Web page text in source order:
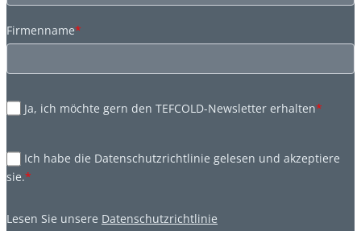
Firmenname*
Ja, ich möchte gern den TEFCOLD-Newsletter erhalten*
Ich habe die Datenschutzrichtlinie gelesen und akzeptiere
sie.*
Lesen Sie unsere Datenschutzrichtlinie